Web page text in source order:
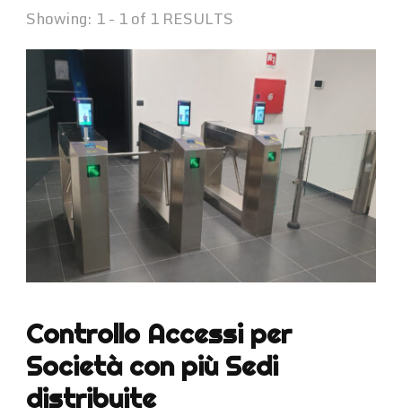
Showing: 1 - 1 of 1 RESULTS
Controllo Accessi per
Società con più Sedi
distribuite